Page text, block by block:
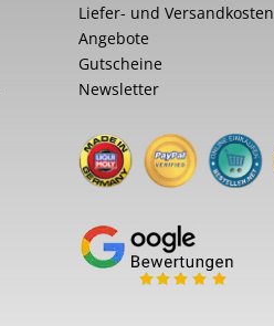
Liefer- und Versandkosten
Angebote
Gutscheine
Newsletter